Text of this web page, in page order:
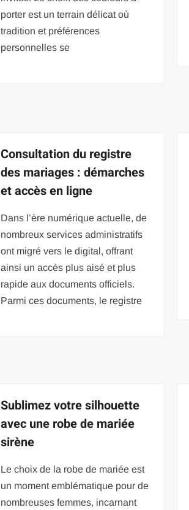
porter est un terrain délicat où
tradition et préférences
personnelles se
Consultation du registre
des mariages : démarches
et accès en ligne
Dans l’ère numérique actuelle, de
nombreux services administratifs
ont migré vers le digital, offrant
ainsi un accès plus aisé et plus
rapide aux documents officiels.
Parmi ces documents, le registre
Sublimez votre silhouette
avec une robe de mariée
sirène
Le choix de la robe de mariée est
un moment emblématique pour de
nombreuses femmes, incarnant